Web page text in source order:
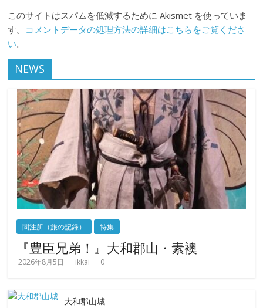
このサイトはスパムを低減するために Akismet を使っていま
す。 コメントデータの処理方法の詳細はこちらをご覧くださ
い。
NEWS
問注所（旅の記録） 特集
『豊臣兄弟！』大和郡山・素襖
2026年8月5日 ikkai 0
大和郡山城